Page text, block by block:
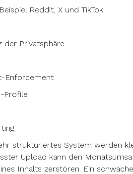
Reddit, X und TikTok
der Privatsphäre
Enforcement
Profile
strukturiertes System werden
Upload kann den
Inhalts zerstören. Ein